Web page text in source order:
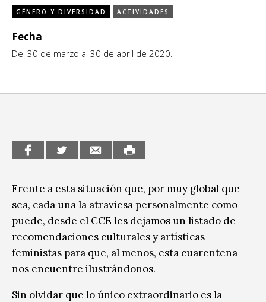
CCE en el interior/libros
Espacio itinerante de lectura infantil
Exposiciones
Formación
Medio Ambiente
Sin categoría
GÉNERO Y DIVERSIDAD ACTIVIDADES
Fecha
Del 30 de marzo al 30 de abril de 2020.
Frente a esta situación que, por muy global que
sea, cada una la atraviesa personalmente como
puede, desde el CCE les dejamos un listado de
recomendaciones culturales y artísticas
feministas para que, al menos, esta cuarentena
nos encuentre ilustrándonos.
Sin olvidar que lo único extraordinario es la